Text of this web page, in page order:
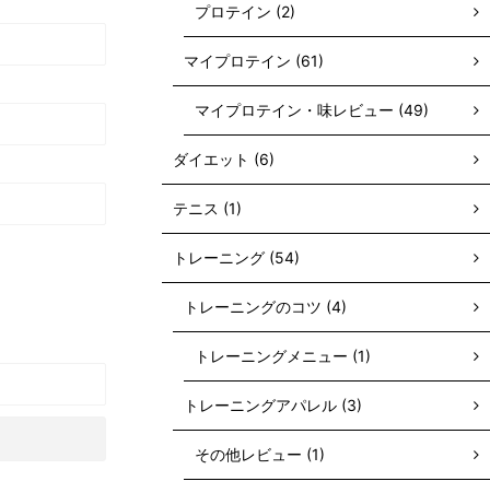
プロテイン (2)
マイプロテイン (61)
マイプロテイン・味レビュー (49)
ダイエット (6)
テニス (1)
トレーニング (54)
トレーニングのコツ (4)
トレーニングメニュー (1)
トレーニングアパレル (3)
その他レビュー (1)